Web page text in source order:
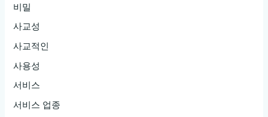
비밀
사교성
사교적인
사용성
서비스
서비스 업종